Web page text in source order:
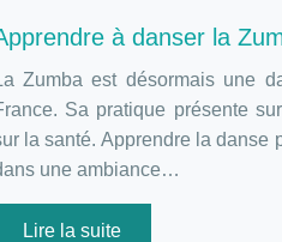
à danser la
Zumba est désormais une
Sa pratique présente
la santé. Apprendre la danse
une ambiance…
Lire la suite